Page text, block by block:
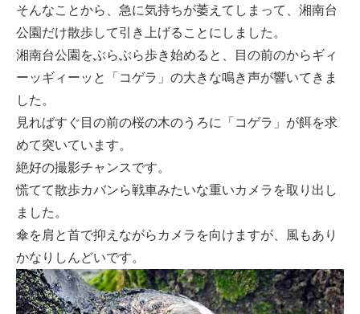
そんなことから、急に気持ちが萎えてしまって、湘南台
公園だけ散歩して引き上げることにしました。
湘南台公園をぶらぶら歩き始めると、目の前のからギィ
ーッギィーッと「コゲラ」の大きな鳴き声が響いてきま
した。
見ればすぐ目の前の桜の木のうろに「コゲラ」が餌を求
めて突いています。
絶好の撮影チャンスです。
慌てて散歩カバンら戦車みたいな重いカメラを取り出し
ました。
傘を肩と首で抑えながらカメラを向けますが、風もあり
かなりしんどいです。